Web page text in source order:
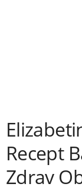
Recept
Zdrav